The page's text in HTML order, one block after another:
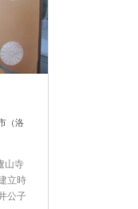
（洛
山寺
立時
公子